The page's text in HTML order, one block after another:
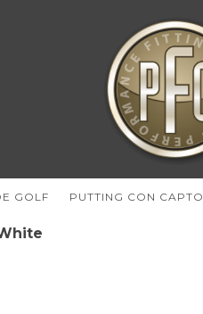
GOLF PUTTING CON CAPTO